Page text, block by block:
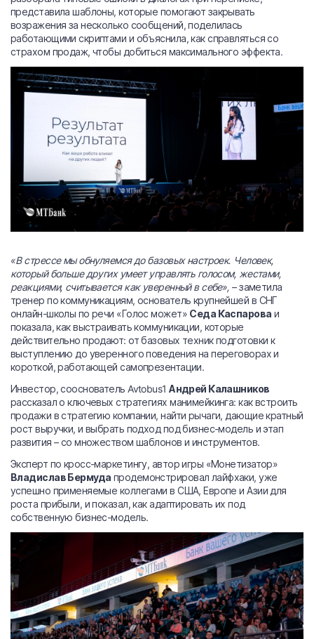
представила шаблоны, которые помогают закрывать
возражения за несколько сообщений, поделилась
работающими скриптами и объяснила, как справляться со
страхом продаж, чтобы добиться максимального эффекта.
«В стрессе мы обнуляемся до базовых настроек. Человек,
который больше других умеет управлять голосом, жестами,
реакциями, считывается как уверенный в себе», – заметила
тренер по коммуникациям, основатель крупнейшей в СНГ
онлайн-школы по речи «Голос может» Седа Каспарова и
показала, как выстраивать коммуникации, которые
действительно продают: от базовых техник подготовки к
выступлению до уверенного поведения на переговорах и
короткой, работающей самопрезентации.
Инвестор, сооснователь Avtobus1Андрей Калашников
рассказал о ключевых стратегиях манимейкинга: как встроить
продажи в стратегию компании, найти рычаги, дающие кратный
рост выручки, и выбрать подход под бизнес-модель и этап
развития – со множеством шаблонов и инструментов.
Эксперт по кросс-маркетингу, автор игры «Монетизатор»
Владислав Бермуда продемонстрировал лайфхаки, уже
успешно применяемые коллегами в США, Европе и Азии для
роста прибыли, и показал, как адаптировать их под
собственную бизнес-модель.